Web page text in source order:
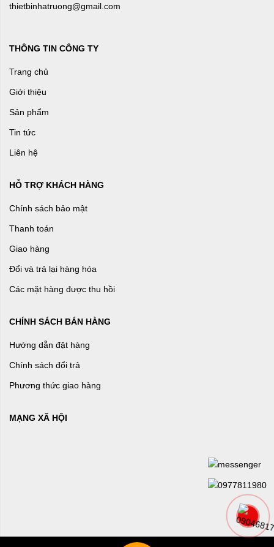
thietbinhatruong@gmail.com
THÔNG TIN CÔNG TY
Trang chủ
Giới thiệu
Sản phẩm
Tin tức
Liên hệ
HỖ TRỢ KHÁCH HÀNG
Chính sách bảo mật
Thanh toán
Giao hàng
Đổi và trả lại hàng hóa
Các mặt hàng được thu hồi
CHÍNH SÁCH BÁN HÀNG
Hướng dẫn đặt hàng
Chính sách đổi trả
Phương thức giao hàng
MẠNG XÃ HỘI